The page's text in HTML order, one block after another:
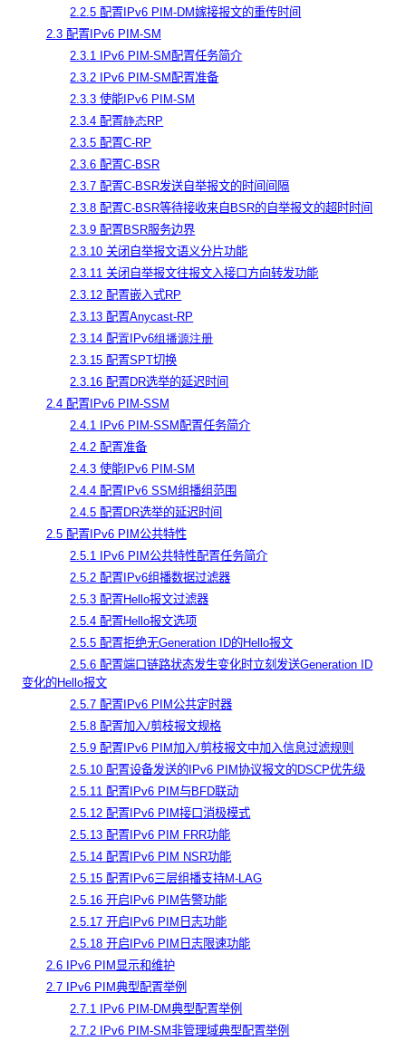
2.2.5 配置IPv6 PIM-DM嫁接报文的重传时间
2.3 配置IPv6 PIM-SM
2.3.1 IPv6 PIM-SM配置任务简介
2.3.2 IPv6 PIM-SM配置准备
2.3.3 使能IPv6 PIM-SM
2.3.4 配置静态RP
2.3.5 配置C-RP
2.3.6 配置C-BSR
2.3.7 配置C-BSR发送自举报文的时间间隔
2.3.8 配置C-BSR等待接收来自BSR的自举报文的超时时间
2.3.9 配置BSR服务边界
2.3.10 关闭自举报文语义分片功能
2.3.11 关闭自举报文往报文入接口方向转发功能
2.3.12 配置嵌入式RP
2.3.13 配置Anycast-RP
2.3.14 配置IPv6组播源注册
2.3.15 配置SPT切换
2.3.16 配置DR选举的延迟时间
2.4 配置IPv6 PIM-SSM
2.4.1 IPv6 PIM-SSM配置任务简介
2.4.2 配置准备
2.4.3 使能IPv6 PIM-SM
2.4.4 配置IPv6 SSM组播组范围
2.4.5 配置DR选举的延迟时间
2.5 配置IPv6 PIM公共特性
2.5.1 IPv6 PIM公共特性配置任务简介
2.5.2 配置IPv6组播数据过滤器
2.5.3 配置Hello报文过滤器
2.5.4 配置Hello报文选项
2.5.5 配置拒绝无Generation ID的Hello报文
2.5.6 配置端口链路状态发生变化时立刻发送Generation ID
变化的Hello报文
2.5.7 配置IPv6 PIM公共定时器
2.5.8 配置加入/剪枝报文规格
2.5.9 配置IPv6 PIM加入/剪枝报文中加入信息过滤规则
2.5.10 配置设备发送的IPv6 PIM协议报文的DSCP优先级
2.5.11 配置IPv6 PIM与BFD联动
2.5.12 配置IPv6 PIM接口消极模式
2.5.13 配置IPv6 PIM FRR功能
2.5.14 配置IPv6 PIM NSR功能
2.5.15 配置IPv6三层组播支持M-LAG
2.5.16 开启IPv6 PIM告警功能
2.5.17 开启IPv6 PIM日志功能
2.5.18 开启IPv6 PIM日志限速功能
2.6 IPv6 PIM显示和维护
2.7 IPv6 PIM典型配置举例
2.7.1 IPv6 PIM-DM典型配置举例
2.7.2 IPv6 PIM-SM非管理域典型配置举例